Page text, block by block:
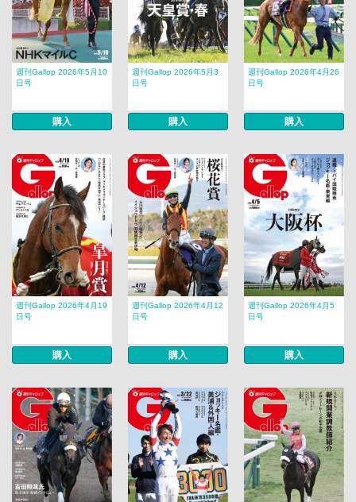
週刊Gallop 2026年5月10
日号
購入
週刊Gallop 2026年5月3
日号
購入
週刊Gallop 2026年4月26
日号
購入
週刊Gallop 2026年4月19
日号
購入
週刊Gallop 2026年4月12
日号
購入
週刊Gallop 2026年4月5
日号
購入